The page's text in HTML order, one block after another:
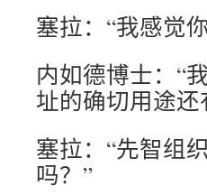
塞拉：“我感觉
内如德博士：“
址的确切用途还
塞拉：“先智组
吗？”